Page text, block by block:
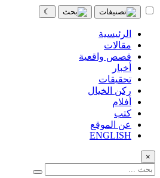
☾
الرئيسية
مقالات
قصص واقعية
أخبار
تحقيقات
ركن الخيال
أفلام
كتب
عن الموقع
ENGLISH
×